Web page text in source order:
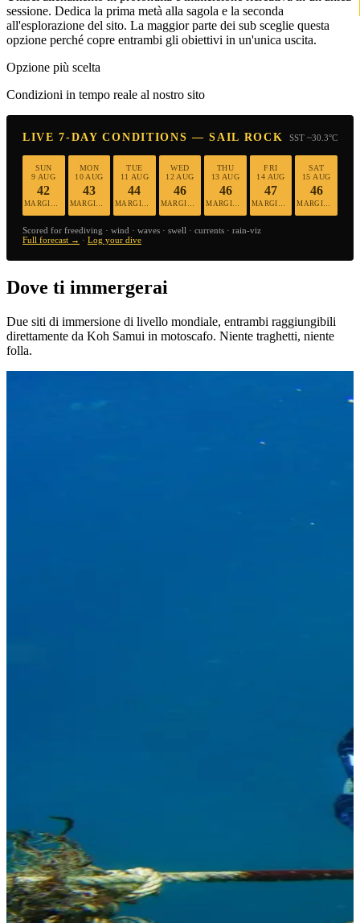
sessione. Dedica la prima metà alla sagola e la seconda
all'esplorazione del sito. La maggior parte dei sub sceglie questa
opzione perché copre entrambi gli obiettivi in un'unica uscita.
Opzione più scelta
Condizioni in tempo reale al nostro sito
LIVE 7-DAY CONDITIONS — SAIL ROCK SST ~30.3°C
SUN
9 AUG
42
MON
10 AUG
43
TUE
11 AUG
44
MARGINAL
WED
12 AUG
46
THU
13 AUG
46
FRI
14 AUG
47
SAT
15 AUG
46
Scored for freediving · wind · waves · swell · currents · rain-viz
Full forecast → · Log your dive
Dove ti immergerai
Due siti di immersione di livello mondiale, entrambi raggiungibili
direttamente da Koh Samui in motoscafo. Niente traghetti, niente
folla.